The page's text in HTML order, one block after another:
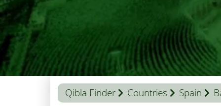
Qibla Finder Countries Spain